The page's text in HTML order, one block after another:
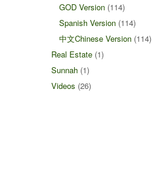
GOD Version (114)
Spanish Version (114)
中文Chinese Version (114)
Real Estate (1)
Sunnah (1)
Videos (26)